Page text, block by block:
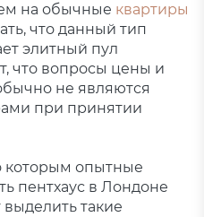
на обычные квартиры
что данный тип
элитный пул
что вопросы цены и
не являются
при принятии
которым опытные
пентхаус в Лондоне
такие